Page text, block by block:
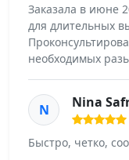
Заказала в июне
для длительных
необходимых
N Nina
Быстро, четко,